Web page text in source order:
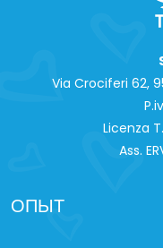
Via Crociferi 62,
Licenza
Ass.
ОПЫТ